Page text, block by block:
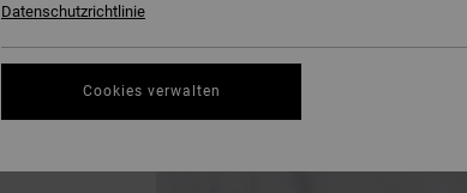
Datenschutzrichtlinie
Cookies verwalten